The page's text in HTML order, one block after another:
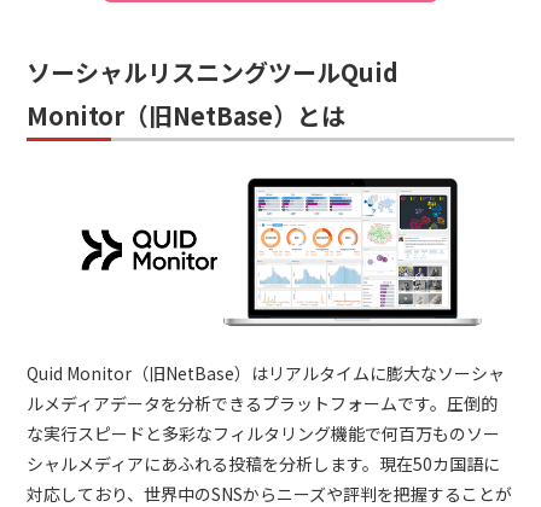
ソーシャルリスニングツールQuid
Monitor（旧NetBase）とは
Quid Monitor（旧NetBase）はリアルタイムに膨大なソーシャ
ルメディアデータを分析できるプラットフォームです。圧倒的
な実行スピードと多彩なフィルタリング機能で何百万ものソー
シャルメディアにあふれる投稿を分析します。現在50カ国語に
対応しており、世界中のSNSからニーズや評判を把握することが